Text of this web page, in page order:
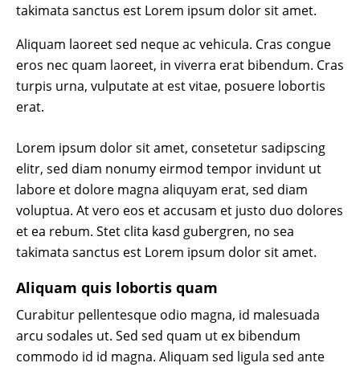
takimata sanctus est Lorem ipsum dolor sit amet.
Aliquam laoreet sed neque ac vehicula. Cras congue
eros nec quam laoreet, in viverra erat bibendum. Cras
turpis urna, vulputate at est vitae, posuere lobortis
erat.
Lorem ipsum dolor sit amet, consetetur sadipscing
elitr, sed diam nonumy eirmod tempor invidunt ut
labore et dolore magna aliquyam erat, sed diam
voluptua. At vero eos et accusam et justo duo dolores
et ea rebum. Stet clita kasd gubergren, no sea
takimata sanctus est Lorem ipsum dolor sit amet.
Aliquam quis lobortis quam
Curabitur pellentesque odio magna, id malesuada
arcu sodales ut. Sed sed quam ut ex bibendum
commodo id id magna. Aliquam sed ligula sed ante